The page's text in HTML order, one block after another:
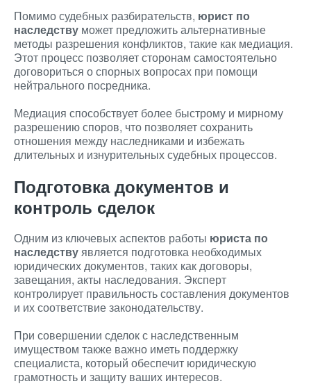
Помимо судебных разбирательств, юрист по
наследству может предложить альтернативные
методы разрешения конфликтов, такие как медиация.
Этот процесс позволяет сторонам самостоятельно
договориться о спорных вопросах при помощи
нейтрального посредника.
Медиация способствует более быстрому и мирному
разрешению споров, что позволяет сохранить
отношения между наследниками и избежать
длительных и изнурительных судебных процессов.
Подготовка документов и
контроль сделок
Одним из ключевых аспектов работы юриста по
наследствуявляется подготовка необходимых
юридических документов, таких как договоры,
завещания, акты наследования. Эксперт
контролирует правильность составления документов
и их соответствие законодательству.
При совершении сделок с наследственным
имуществом также важно иметь поддержку
специалиста, который обеспечит юридическую
грамотность и защиту ваших интересов.